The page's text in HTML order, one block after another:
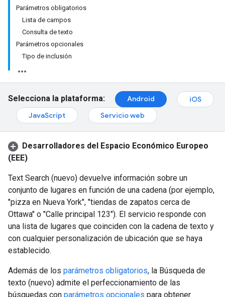
Parámetros obligatorios
Lista de campos
Consulta de texto
Parámetros opcionales
Tipo de inclusión
Selecciona la plataforma: Android
iOS
JavaScript
Servicio web
Desarrolladores del Espacio Económico Europeo
(EEE)
Text Search (nuevo) devuelve información sobre un
conjunto de lugares en función de una cadena (por ejemplo,
"pizza en Nueva York", "tiendas de zapatos cerca de
Ottawa" o "Calle principal 123"). El servicio responde con
una lista de lugares que coinciden con la cadena de texto y
con cualquier personalización de ubicación que se haya
establecido.
Además de los parámetros obligatorios, la Búsqueda de
texto (nuevo) admite el perfeccionamiento de las
búsquedas con parámetros opcionales para obtener